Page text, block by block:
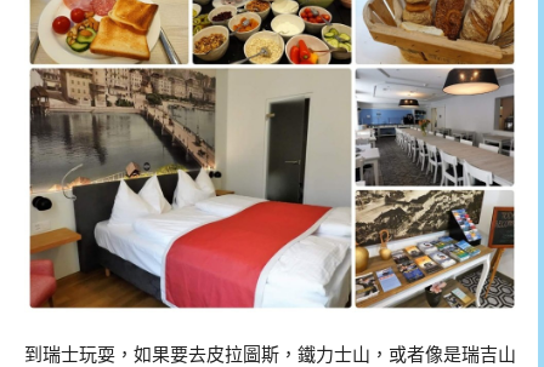
到瑞士玩耍，如果要去皮拉圖斯，鐵力士山，或者像是瑞吉山